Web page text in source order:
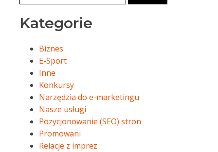
Kategorie
Biznes
E-Sport
Inne
Konkursy
Narzędzia do e-marketingu
Nasze usługi
Pozycjonowanie (SEO) stron
Promowani
Relacje z imprez